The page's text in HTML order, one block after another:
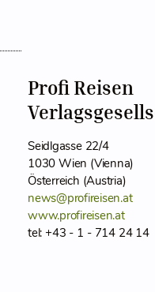
Profi Reisen
Seidlgasse 22/4
1030 Wien (Vienna)
Österreich (Austria)
news@profireisen.at
www.profireisen.at
tel: +43 - 1 - 714 24 14